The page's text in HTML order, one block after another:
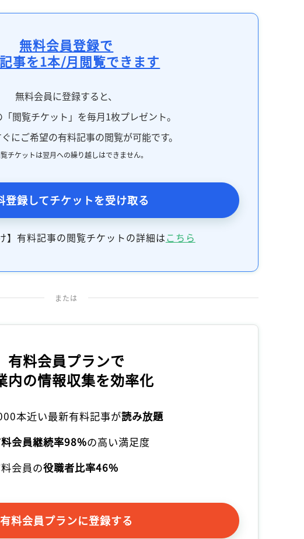
無料会員登録で
事を1本/月閲覧できます
無料会員に登録すると、
閲覧チケット」を毎月1枚プレゼント。
にご希望の有料記事の閲覧が可能です。
チケットは翌月への繰り越しはできません。
登録してチケットを受け取る
】有料記事の閲覧チケットの詳細はこちら
または
有料会員プランで
内の情報収集を効率化
本近い最新有料記事が読み放題
会員継続率98%の高い満足度
会員の役職者比率46%
有料会員プランに登録する